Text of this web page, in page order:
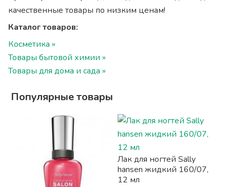
качественные товары по низким ценам!
Каталог товаров:
Косметика »
Товары бытовой химии »
Товары для дома и сада »
Популярные товары
Лак для ногтей Sally
hansen жидкий 160/07,
12 мл